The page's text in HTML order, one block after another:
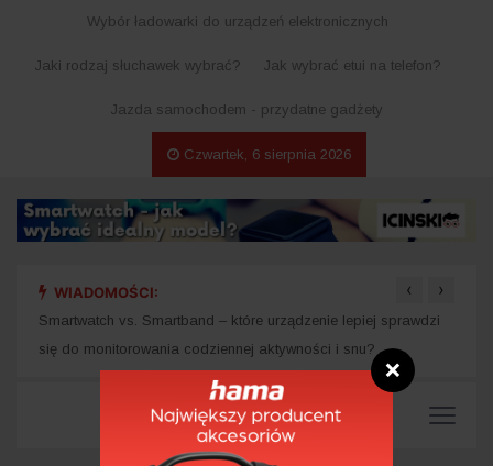
Wybór ładowarki do urządzeń elektronicznych
Jaki rodzaj słuchawek wybrać? Jak wybrać etui na telefon?
Jazda samochodem - przydatne gadżety
Czwartek, 6 sierpnia 2026
WIADOMOŚCI:
Smartwatch vs. Smartband – które urządzenie lepiej sprawdzi
się do monitorowania codziennej aktywności i snu?
Jak wybrać idealny zegarek multisportowy?
‹ ›
❌